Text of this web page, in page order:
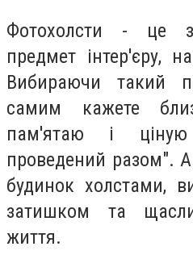
Фотохолсти - це
предмет інтер'єру,
Вибираючи такий
самим кажете
пам'ятаю і
проведений разом".
будинок холстами,
затишком та
життя.